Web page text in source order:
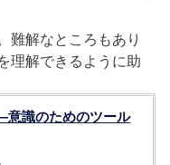
難解なところもあり
理解できるように助
意識のためのツール